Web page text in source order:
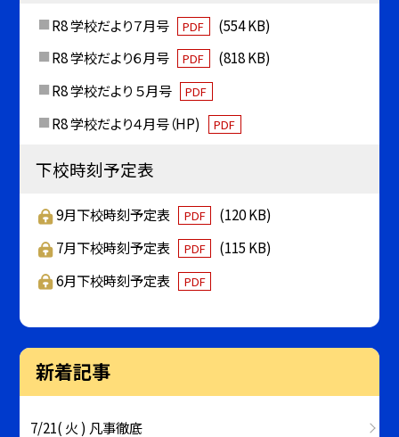
R8 学校だより７月号 PDF
(554 KB)
R8 学校だより６月号
PDF
(818 KB)
R8 学校だより ５月号
PDF
R8 学校だより４月号（HP) PDF
下校時刻予定表
9月下校時刻予定表 PDF
(120 KB)
7月下校時刻予定表
PDF
(115 KB)
6月下校時刻予定表
PDF
新着記事
7/21( 火 ) 凡事徹底